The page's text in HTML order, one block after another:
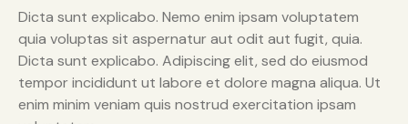
Dicta sunt explicabo. Nemo enim ipsam voluptatem
quia voluptas sit aspernatur aut odit aut fugit, quia.
Dicta sunt explicabo. Adipiscing elit, sed do eiusmod
tempor incididunt ut labore et dolore magna aliqua. Ut
enim minim veniam quis nostrud exercitation ipsam